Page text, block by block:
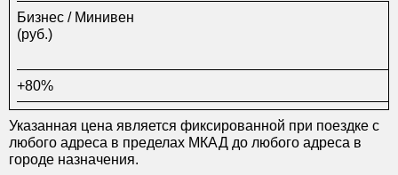
Бизнес / Минивен
(руб.)
+80%
Указанная цена является фиксированной при поездке с
любого адреса в пределах МКАД до любого адреса в
городе назначения.